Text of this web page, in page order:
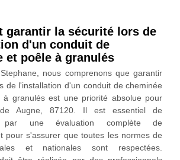
garantir la sécurité lors de
d'un conduit de
et poêle à granulés
nous comprenons que garantir
de l'installation d'un conduit de cheminée
granulés est une priorité absolue pour
Augne, 87120. Il est essentiel de
par une évaluation complète de
pour s'assurer que toutes les normes de
et nationales sont respectées.